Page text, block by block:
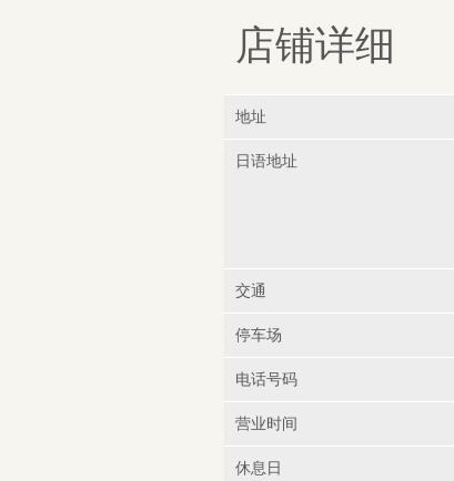
店铺详细
地址
日语地址
交通
停车场
电话号码
营业时间
休息日